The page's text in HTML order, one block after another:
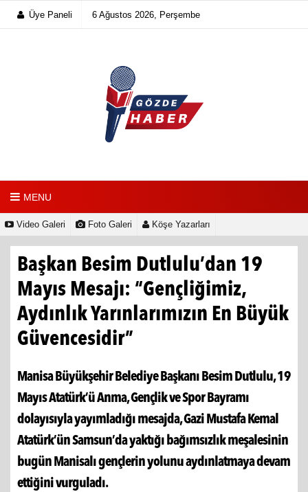
Üye Paneli 6 Ağustos 2026, Perşembe
MENU
Video Galeri Foto Galeri Köşe Yazarları
Başkan Besim Dutlulu’dan 19
Mayıs Mesajı: “Gençliğimiz,
Aydınlık Yarınlarımızın En Büyük
Güvencesidir”
Manisa Büyükşehir Belediye Başkanı Besim Dutlulu, 19
Mayıs Atatürk’ü Anma, Gençlik ve Spor Bayramı
dolayısıyla yayımladığı mesajda, Gazi Mustafa Kemal
Atatürk’ün Samsun’da yaktığı bağımsızlık meşalesinin
bugün Manisalı gençlerin yolunu aydınlatmaya devam
ettiğini vurguladı.